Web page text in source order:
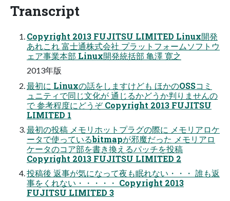
Transcript
Copyright 2013 FUJITSU LIMITED Linux開発
あれこれ 富士通株式会社 プラットフォームソフトウ
ェア事業本部 Linux開発統括部 亀澤 寛之
2013年版
最初に Linuxの話をしますけども ほかのOSSコミ
ュニティで同じ文化が 通じるかどうか判りませんの
で 参考程度にどうぞ Copyright 2013 FUJITSU
LIMITED 1
最初の投稿 メモリホットプラグの際に メモリアロケ
ータで使っているbitmapが邪魔だった メモリアロ
ケータのコア部を書き換えるパッチを投稿
Copyright 2013 FUJITSU LIMITED 2
投稿後 返事が気になって夜も眠れない・・・ 誰も返
事をくれない・・・・・ Copyright 2013
FUJITSU LIMITED 3